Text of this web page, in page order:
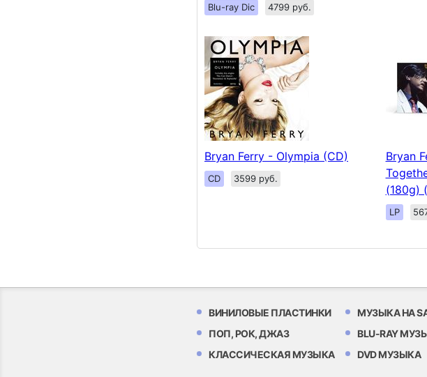
Blu-ray Dic 4799 руб.
Bryan Ferry - Olympia (CD)
CD 3599 руб.
Bryan
(180g)
LP
ВИНИЛОВЫЕ ПЛАСТИНКИ
ПОП, РОК, ДЖАЗ
КЛАССИЧЕСКАЯ МУЗЫКА
МУЗЫКА НА
BLU-RAY
DVD МУЗЫКА